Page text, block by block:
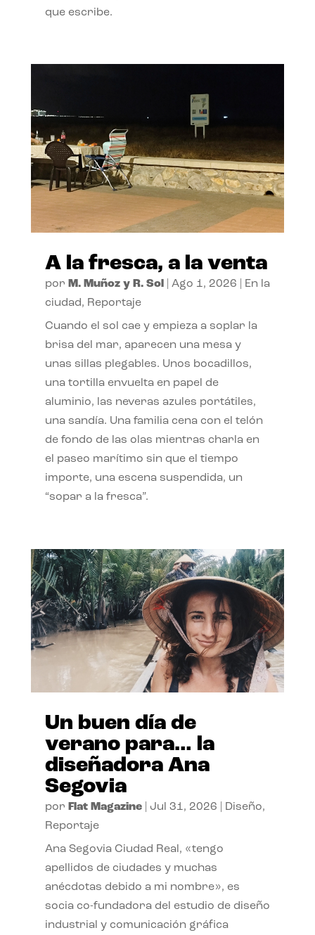
que escribe.
A la fresca, a la venta
por M. Muñoz y R. Sol| Ago 1, 2026
En la
ciudad, Reportaje
Cuando el sol cae y empieza a soplar la
brisa del mar, aparecen una mesa y
unas sillas plegables. Unos bocadillos,
una tortilla envuelta en papel de
aluminio, las neveras azules portátiles,
una sandía. Una familia cena con el telón
de fondo de las olas mientras charla en
el paseo marítimo sin que el tiempo
importe, una escena suspendida, un
“sopar a la fresca”.
Un buen día de
verano para… la
diseñadora Ana
Segovia
por Flat Magazine| Jul 31, 2026 Diseño,
Reportaje
Ana Segovia Ciudad Real, «tengo
apellidos de ciudades y muchas
anécdotas debido a mi nombre», es
socia co-fundadora del estudio de diseño
industrial y comunicación gráfica